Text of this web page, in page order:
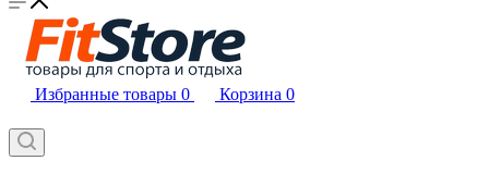
Избранные товары 0 Корзина 0